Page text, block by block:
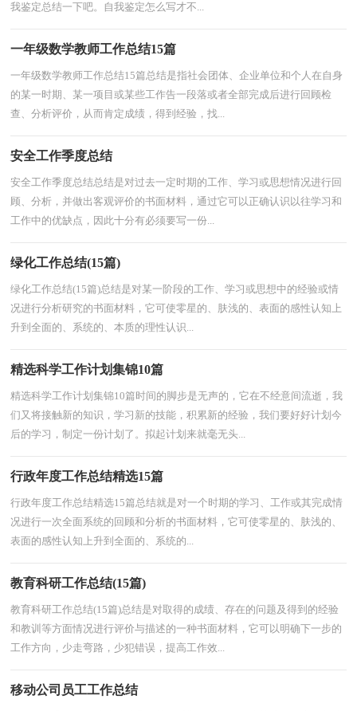
我鉴定总结一下吧。自我鉴定怎么写才不...
一年级数学教师工作总结15篇
一年级数学教师工作总结15篇总结是指社会团体、企业单位和个人在自身
的某一时期、某一项目或某些工作告一段落或者全部完成后进行回顾检
查、分析评价，从而肯定成绩，得到经验，找...
安全工作季度总结
安全工作季度总结总结是对过去一定时期的工作、学习或思想情况进行回
顾、分析，并做出客观评价的书面材料，通过它可以正确认识以往学习和
工作中的优缺点，因此十分有必须要写一份...
绿化工作总结(15篇)
绿化工作总结(15篇)总结是对某一阶段的工作、学习或思想中的经验或情
况进行分析研究的书面材料，它可使零星的、肤浅的、表面的感性认知上
升到全面的、系统的、本质的理性认识...
精选科学工作计划集锦10篇
精选科学工作计划集锦10篇时间的脚步是无声的，它在不经意间流逝，我
们又将接触新的知识，学习新的技能，积累新的经验，我们要好好计划今
后的学习，制定一份计划了。拟起计划来就毫无头...
行政年度工作总结精选15篇
行政年度工作总结精选15篇总结就是对一个时期的学习、工作或其完成情
况进行一次全面系统的回顾和分析的书面材料，它可使零星的、肤浅的、
表面的感性认知上升到全面的、系统的...
教育科研工作总结(15篇)
教育科研工作总结(15篇)总结是对取得的成绩、存在的问题及得到的经验
和教训等方面情况进行评价与描述的一种书面材料，它可以明确下一步的
工作方向，少走弯路，少犯错误，提高工作效...
移动公司员工工作总结